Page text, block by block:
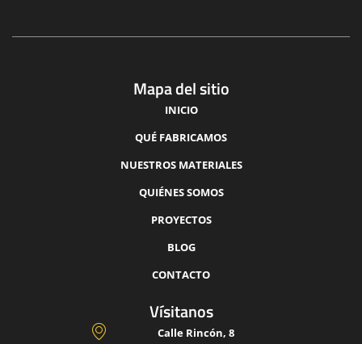
Mapa del sitio
INICIO
QUÉ FABRICAMOS
NUESTROS MATERIALES
QUIÉNES SOMOS
PROYECTOS
BLOG
CONTACTO
Vísitanos
Calle Rincón, 8